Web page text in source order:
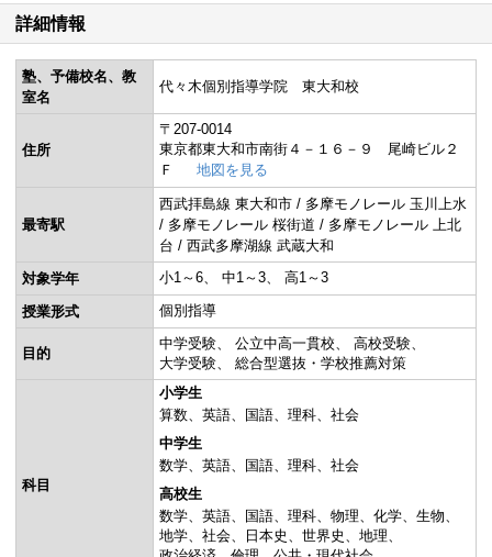
詳細情報
塾、予備校名、教
室名
代々木個別指導学院 東大和校
住所
〒207-0014
東京都東大和市南街４－１６－９ 尾崎ビル２
Ｆ
地図を見る
最寄駅
西武拝島線 東大和市 / 多摩モノレール 玉川上水
/ 多摩モノレール 桜街道 / 多摩モノレール 上北
台 / 西武多摩湖線 武蔵大和
対象学年
小1～6 中1～3 高1～3
授業形式 個別指導
目的
中学受験 公立中高一貫校
高校受験
大学受験
総合型選抜・学校推薦対策
科目
小学生
算数
英語 国語 理科
社会
中学生
数学
英語 国語 理科
社会
高校生
数学
英語 国語 理科 物理 化学
生物
地学
社会 日本史 世界史
地理